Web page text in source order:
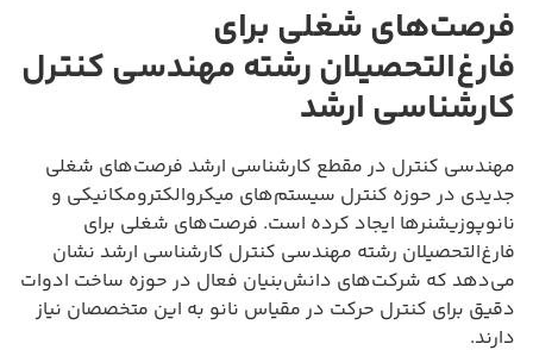
فرصت‌های شغلی برای
فارغ‌التحصیلان رشته مهندسی کنترل
کارشناسی ارشد
مهندسی کنترل در مقطع کارشناسی ارشد فرصت‌های شغلی
جدیدی در حوزه کنترل سیستم‌های میکروالکترومکانیکی و
نانوپوزیشنرها ایجاد کرده است. فرصت‌های شغلی برای
فارغ‌التحصیلان رشته مهندسی کنترل کارشناسی ارشد نشان
می‌دهد که شرکت‌های دانش‌بنیان فعال در حوزه ساخت ادوات
دقیق برای کنترل حرکت در مقیاس نانو به این متخصصان نیاز
دارند.